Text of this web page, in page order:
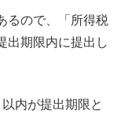
るので、「所得税
出期限内に提出し
内が提出期限と